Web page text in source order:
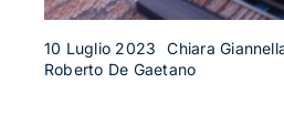
10 Luglio 2023
Chiara
Roberto De Gaetano